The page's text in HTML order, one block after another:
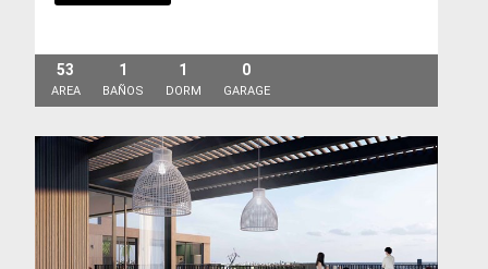
53
AREA
1
BAÑOS
1
DORM
0
GARAGE